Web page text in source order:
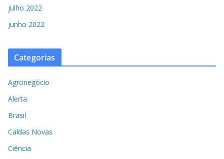
julho 2022
junho 2022
Categorias
Agronegócio
Alerta
Brasil
Caldas Novas
Ciência